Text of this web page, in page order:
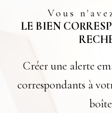
Vous
LE BIEN
Créer une alerte
correspondants à